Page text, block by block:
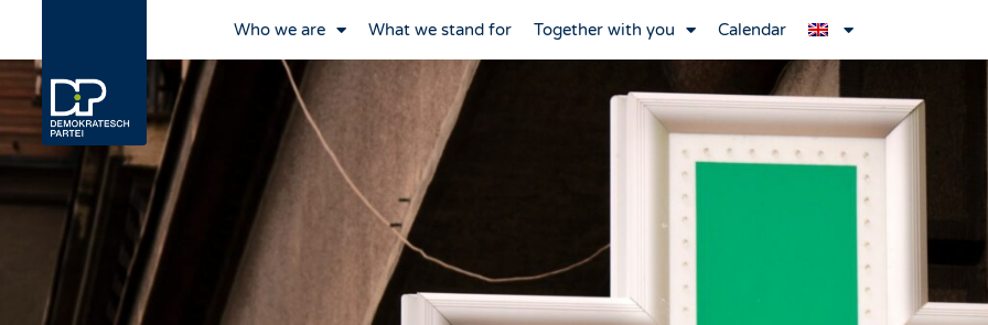
Who we are What we stand for Together with you Calendar